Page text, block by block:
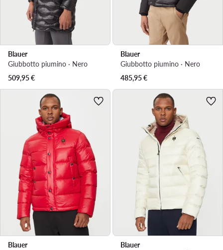
Blauer
Giubbotto piumino · Nero
509,95€
Blauer
Giubbotto piumino · Nero
485,95€
Blauer
Blauer